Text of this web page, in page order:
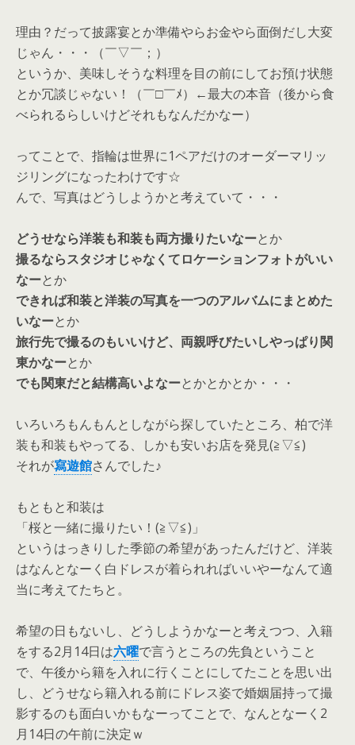
理由？だって披露宴とか準備やらお金やら面倒だし大変
じゃん・・・（￣▽￣；）
というか、美味しそうな料理を目の前にしてお預け状態
とか冗談じゃない！（￣□￣ﾒ）←最大の本音（後から食
べられるらしいけどそれもなんだかなー）
ってことで、指輪は世界に1ペアだけのオーダーマリッ
ジリングになったわけです☆
んで、写真はどうしようかと考えていて・・・
どうせなら洋装も和装も両方撮りたいなーとか
撮るならスタジオじゃなくてロケーションフォトがいい
なーとか
できれば和装と洋装の写真を一つのアルバムにまとめた
いなーとか
旅行先で撮るのもいいけど、両親呼びたいしやっぱり関
東かなーとか
でも関東だと結構高いよなーとかとかとか・・・
いろいろもんもんとしながら探していたところ、柏で洋
装も和装もやってる、しかも安いお店を発見(≧▽≦)
それが寫遊館さんでした♪
もともと和装は
「桜と一緒に撮りたい！(≧▽≦)」
というはっきりした季節の希望があったんだけど、洋装
はなんとなーく白ドレスが着られればいいやーなんて適
当に考えてたちと。
希望の日もないし、どうしようかなーと考えつつ、入籍
をする2月14日は六曜で言うところの先負ということ
で、午後から籍を入れに行くことにしてたことを思い出
し、どうせなら籍入れる前にドレス姿で婚姻届持って撮
影するのも面白いかもなーってことで、なんとなーく2
月14日の午前に決定ｗ